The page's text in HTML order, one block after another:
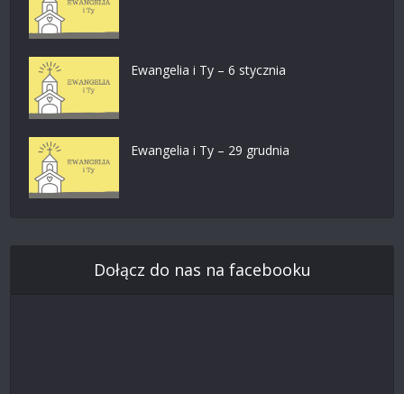
Ewangelia i Ty – 6 stycznia
Ewangelia i Ty – 29 grudnia
Dołącz do nas na facebooku